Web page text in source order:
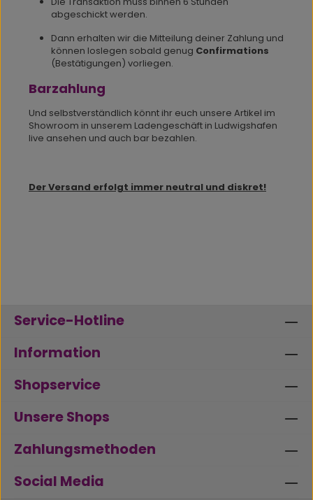
abgeschickt werden.
Dann erhalten wir die Mitteilung deiner Zahlung und
können loslegen sobald genug Confirmations
(Bestätigungen) vorliegen.
Barzahlung
Und selbstverständlich könnt ihr euch unsere Artikel im
Showroom in unserem Ladengeschäft in Ludwigshafen
live ansehen und auch bar bezahlen.
Der Versand erfolgt immer neutral und diskret!
Service-Hotline
Information
Shopservice
Unsere Shops
Zahlungsmethoden
Social Media